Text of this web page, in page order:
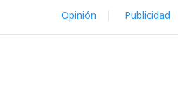
content
Opinión Publicidad